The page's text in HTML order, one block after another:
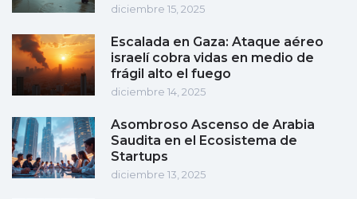
diciembre 15, 2025
Escalada en Gaza: Ataque aéreo
israelí cobra vidas en medio de
frágil alto el fuego
diciembre 14, 2025
Asombroso Ascenso de Arabia
Saudita en el Ecosistema de
Startups
diciembre 13, 2025